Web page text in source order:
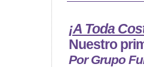
¡A Toda
Nuestro
Por Grupo